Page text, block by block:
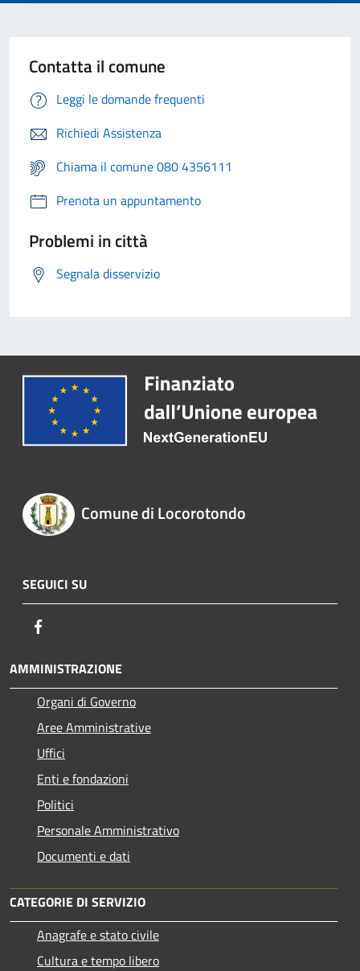
Contatta il comune
Leggi le domande frequenti
Richiedi Assistenza
Chiama il comune 080 4356111
Prenota un appuntamento
Problemi in città
Segnala disservizio
Comune di Locorotondo
SEGUICI SU
AMMINISTRAZIONE
Organi di Governo
Aree Amministrative
Uffici
Enti e fondazioni
Politici
Personale Amministrativo
Documenti e dati
CATEGORIE DI SERVIZIO
Anagrafe e stato civile
Cultura e tempo libero